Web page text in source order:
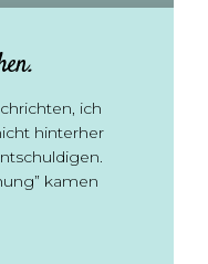
ich
hinterher
kamen